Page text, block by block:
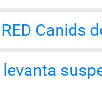
Canids
levanta